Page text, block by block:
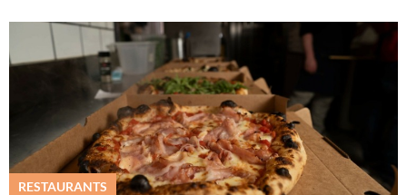
RESTAURANTS